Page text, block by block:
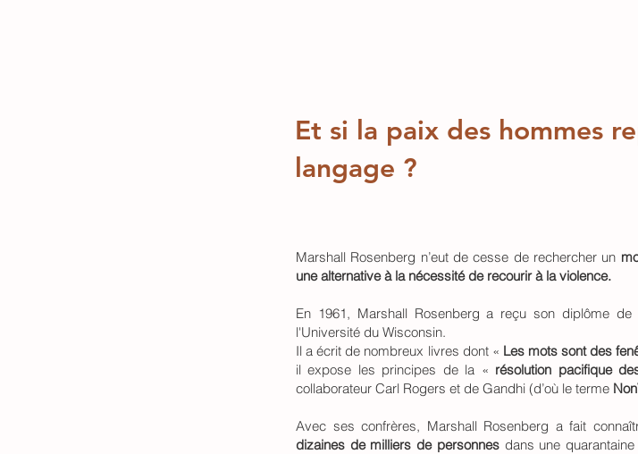
Et si la paix des hommes
langage ?
Marshall Rosenberg n’eut de cesse de rechercher un
une alternative à la nécessité de recourir à la violence.
En 1961, Marshall Rosenberg a reçu son diplôme de
l'Université du Wisconsin.
Il a écrit de nombreux livres dont « Les mots sont des
il expose les principes de la « résolution pacifique
collaborateur Carl Rogers et de Gandhi (d’où le terme
Avec ses confrères, Marshall Rosenberg a fait
dizaines de milliers de personnes dans une